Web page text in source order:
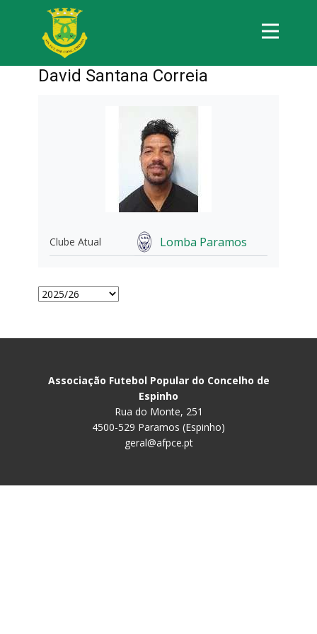
David Santana Correia
Clube Atual Lomba Paramos
Associação Futebol Popular do Concelho de
Espinho
Rua do Monte, 251
4500-529 Paramos (Espinho)
geral@afpce.pt